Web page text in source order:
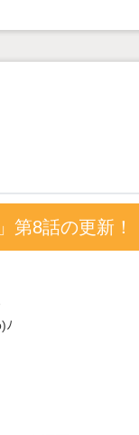
第8話の更新！
ﾉ